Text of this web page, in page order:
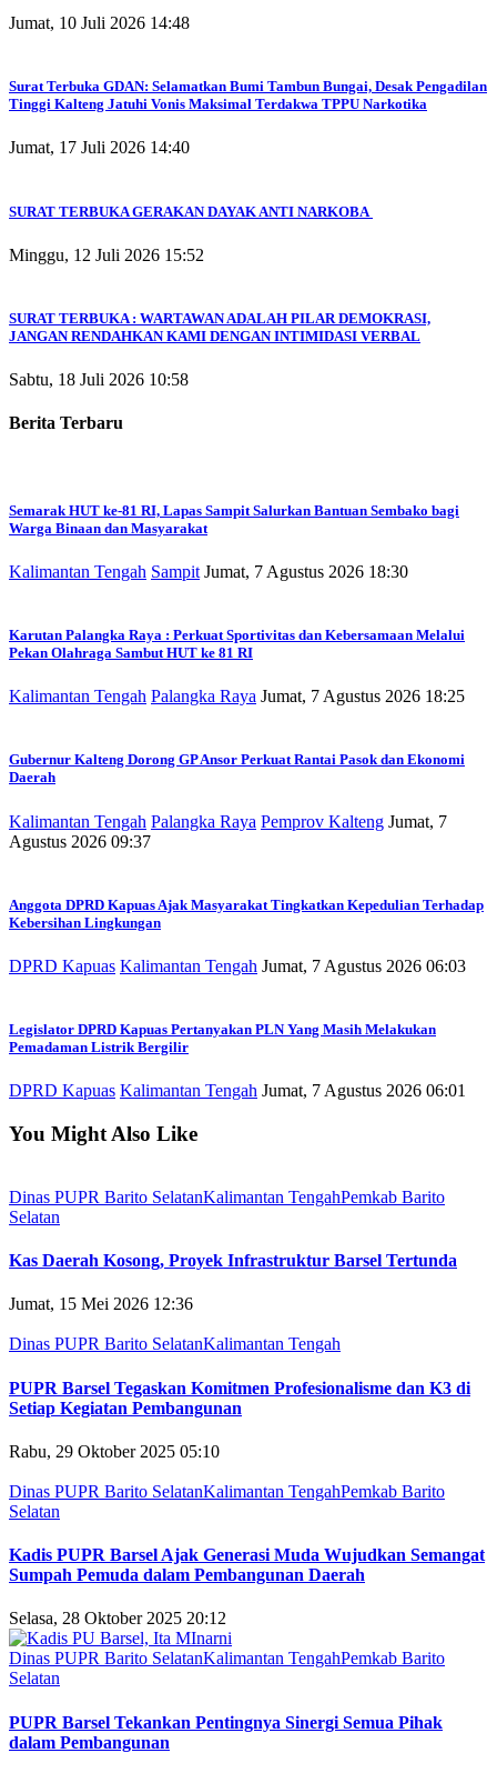
Jumat, 10 Juli 2026 14:48
Surat Terbuka GDAN: Selamatkan Bumi Tambun Bungai, Desak Pengadilan
Tinggi Kalteng Jatuhi Vonis Maksimal Terdakwa TPPU Narkotika
Jumat, 17 Juli 2026 14:40
SURAT TERBUKA GERAKAN DAYAK ANTI NARKOBA
Minggu, 12 Juli 2026 15:52
SURAT TERBUKA : WARTAWAN ADALAH PILAR DEMOKRASI,
JANGAN RENDAHKAN KAMI DENGAN INTIMIDASI VERBAL
Sabtu, 18 Juli 2026 10:58
Berita Terbaru
Semarak HUT ke-81 RI, Lapas Sampit Salurkan Bantuan Sembako bagi
Warga Binaan dan Masyarakat
Kalimantan Tengah Sampit Jumat, 7 Agustus 2026 18:30
Karutan Palangka Raya : Perkuat Sportivitas dan Kebersamaan Melalui
Pekan Olahraga Sambut HUT ke 81 RI
Kalimantan Tengah Palangka Raya Jumat, 7 Agustus 2026 18:25
Gubernur Kalteng Dorong GP Ansor Perkuat Rantai Pasok dan Ekonomi
Daerah
Kalimantan Tengah Palangka Raya Pemprov Kalteng Jumat, 7
Agustus 2026 09:37
Anggota DPRD Kapuas Ajak Masyarakat Tingkatkan Kepedulian Terhadap
Kebersihan Lingkungan
DPRD Kapuas Kalimantan Tengah Jumat, 7 Agustus 2026 06:03
Legislator DPRD Kapuas Pertanyakan PLN Yang Masih Melakukan
Pemadaman Listrik Bergilir
DPRD Kapuas Kalimantan Tengah Jumat, 7 Agustus 2026 06:01
You Might Also Like
Dinas PUPR Barito SelatanKalimantan TengahPemkab Barito
Selatan
Kas Daerah Kosong, Proyek Infrastruktur Barsel Tertunda
Jumat, 15 Mei 2026 12:36
Dinas PUPR Barito SelatanKalimantan Tengah
PUPR Barsel Tegaskan Komitmen Profesionalisme dan K3 di
Setiap Kegiatan Pembangunan
Rabu, 29 Oktober 2025 05:10
Dinas PUPR Barito SelatanKalimantan TengahPemkab Barito
Selatan
Kadis PUPR Barsel Ajak Generasi Muda Wujudkan Semangat
Sumpah Pemuda dalam Pembangunan Daerah
Selasa, 28 Oktober 2025 20:12
Dinas PUPR Barito SelatanKalimantan TengahPemkab Barito
Selatan
PUPR Barsel Tekankan Pentingnya Sinergi Semua Pihak
dalam Pembangunan